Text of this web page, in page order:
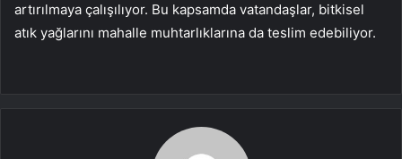
artırılmaya çalışılıyor. Bu kapsamda vatandaşlar, bitkisel
atık yağlarını mahalle muhtarlıklarına da teslim edebiliyor.